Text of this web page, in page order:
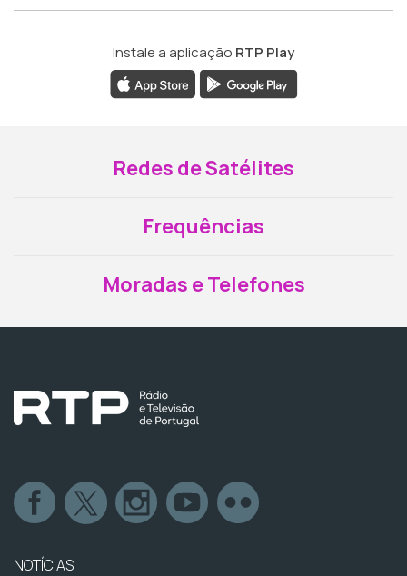
Instale a aplicação RTP Play
Redes de Satélites
Frequências
Moradas e Telefones
NOTÍCIAS